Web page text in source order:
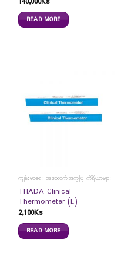
READ MORE
ကျန်းမာရေး အထောက်အကူပြု ကိရိယာများ
THADA Clinical
Thermometer (L)
2,100Ks
READ MORE